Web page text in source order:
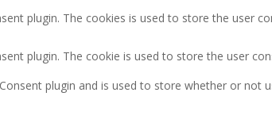
plugin. The cookies is used to store the user
plugin. The cookie is used to store the user
plugin and is used to store whether or